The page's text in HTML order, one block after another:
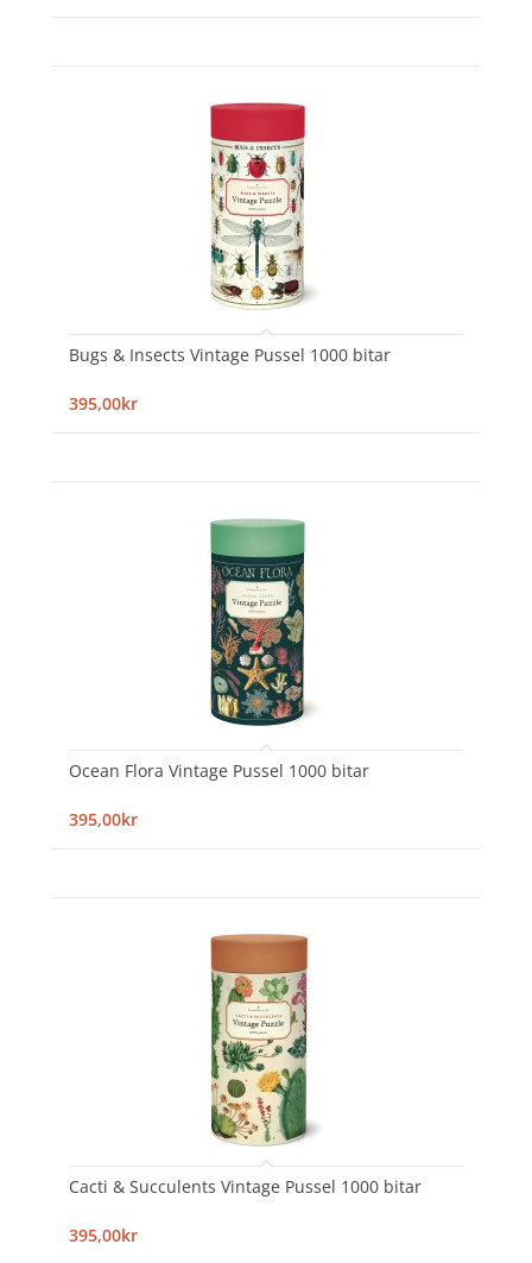
Bugs & Insects Vintage Pussel 1000 bitar
395,00kr
Ocean Flora Vintage Pussel 1000 bitar
395,00kr
Cacti & Succulents Vintage Pussel 1000 bitar
395,00kr